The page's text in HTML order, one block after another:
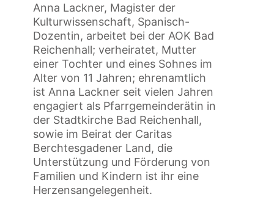
Anna Lackner, Magister der
Kulturwissenschaft, Spanisch-
Dozentin, arbeitet bei der AOK Bad
Reichenhall; verheiratet, Mutter
einer Tochter und eines Sohnes im
Alter von 11 Jahren; ehrenamtlich
ist Anna Lackner seit vielen Jahren
engagiert als Pfarrgemeinderätin in
der Stadtkirche Bad Reichenhall,
sowie im Beirat der Caritas
Berchtesgadener Land, die
Unterstützung und Förderung von
Familien und Kindern ist ihr eine
Herzensangelegenheit.